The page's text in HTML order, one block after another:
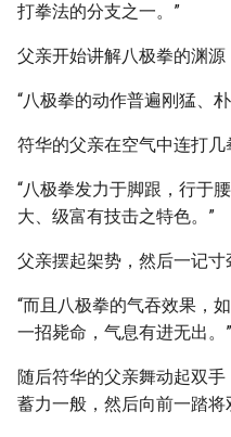
打拳法的分支之一。”
父亲开始讲解八极拳的渊源
“八极拳的动作普遍刚猛、
符华的父亲在空气中连打
“八极拳发力于脚跟，行于
大、级富有技击之特色。”
父亲摆起架势，然后一记寸
“而且八极拳的气吞效果，
一招毙命，气息有进无出。”
随后符华的父亲舞动起双
蓄力一般，然后向前一踏将